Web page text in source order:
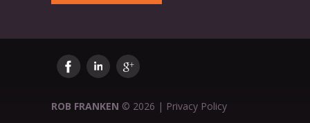
ROB FRANKEN © 2026 | Privacy Policy